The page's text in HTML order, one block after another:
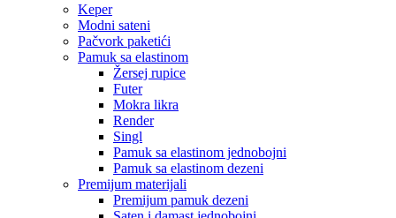
keper
modni sateni
pačvork paketići
pamuk sa elastinom
žersej rupice
futer
mokra likra
render
singl
pamuk sa elastinom jednobojni
pamuk sa elastinom dezeni
premijum materijali
premijum pamuk dezeni